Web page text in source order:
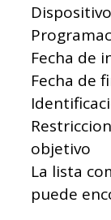
Fecha de
Fecha de
objetivo
La lista
puede